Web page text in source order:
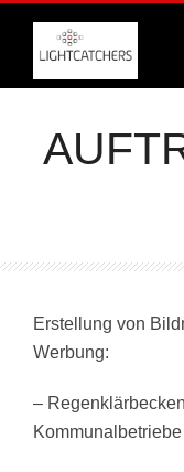
Erstellung von
Werbung:
–